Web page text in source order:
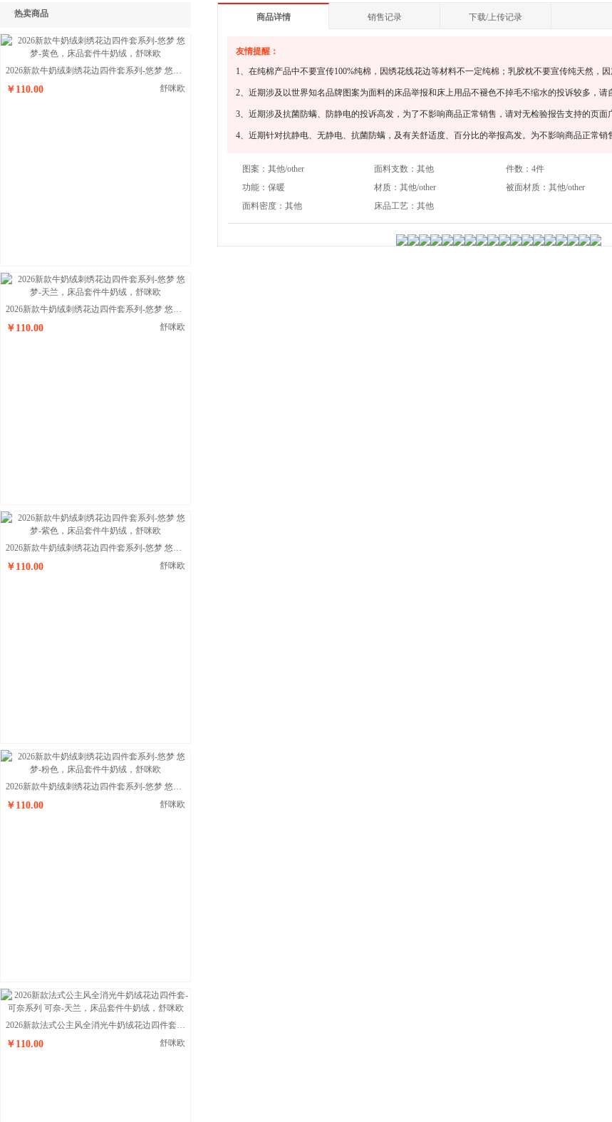
热卖商品
2026新款牛奶绒刺绣花边四件套系列-悠梦 悠梦-黄色
￥110.00 舒咪欧
2026新款牛奶绒刺绣花边四件套系列-悠梦 悠梦-天兰
￥110.00 舒咪欧
2026新款牛奶绒刺绣花边四件套系列-悠梦 悠梦-紫色
￥110.00 舒咪欧
2026新款牛奶绒刺绣花边四件套系列-悠梦 悠梦-粉色
￥110.00 舒咪欧
2026新款法式公主风全消光牛奶绒花边四件套-可奈系列 可奈-天兰
￥110.00 舒咪欧
商品详情 销售记录 下载/上传记录
友情提醒：
1、在纯棉产品中不要宣传100%纯棉，因绣花线花边等材料不一定纯棉；乳胶枕不要宣传纯天然，因
2、近期涉及以世界知名品牌图案为面料的床品举报和床上用品不褪色不掉毛不缩水的投诉较多，请
3、近期涉及抗菌防螨、防静电的投诉高发，为了不影响商品正常销售，请对无检验报告支持的页面
4、近期针对抗静电、无静电、抗菌防螨，及有关舒适度、百分比的举报高发。为不影响商品正常销
图案： 其他/other 面料支数： 其他 件数： 4件
功能： 保暖 材质： 其他/other 被面材质： 其他/other
面料密度： 其他 床品工艺： 其他